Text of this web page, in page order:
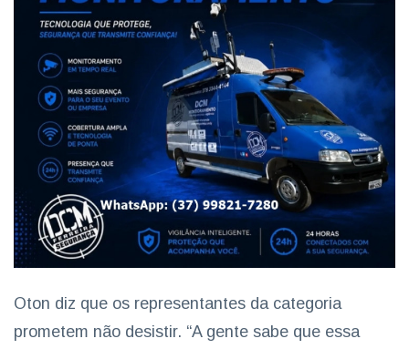
Oton diz que os representantes da categoria
prometem não desistir. “A gente sabe que essa